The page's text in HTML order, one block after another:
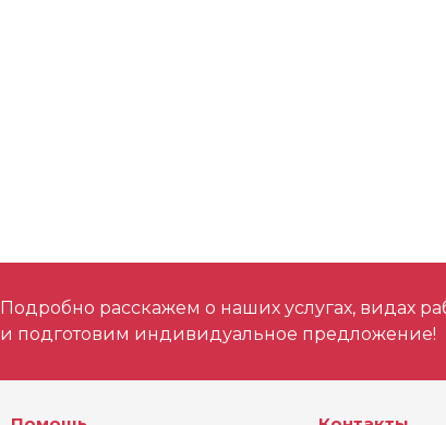
Подробно расскажем о наших услугах, видах
и подготовим индивидуальное предложение!